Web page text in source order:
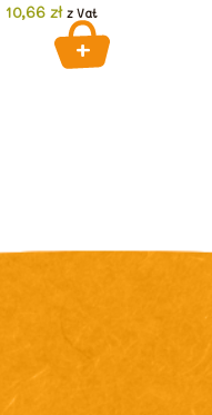
10,66 zł z Vat